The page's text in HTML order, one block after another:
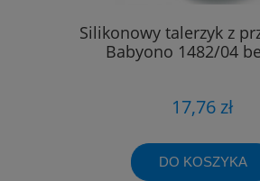
Silikonowy talerzyk z
Babyono 1482/04
17,76 zł
DO KOSZYKA